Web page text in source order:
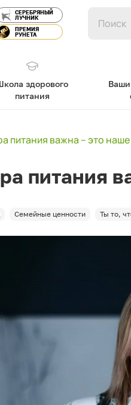
СЕРЕБРЯНЫЙ
ЛУЧНИК
ПРЕМИЯ
РУНЕТА
здорового
питания
питания важна – это
питания
Семейные ценности Ты то,